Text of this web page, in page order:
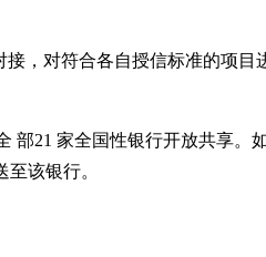
，对符合各自授信标准的项
21 家全国性银行开放共享。
该银行。